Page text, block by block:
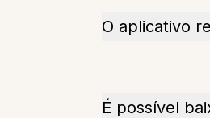
O aplicativo
É possível